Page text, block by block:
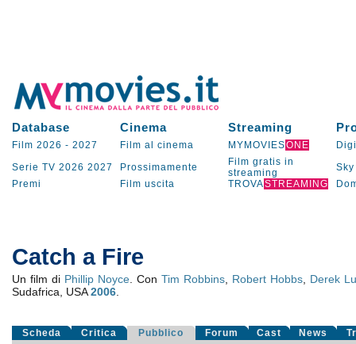
Database Cinema Streaming
Film 2026 - 2027 Film al cinema MYMOVIESONE
Serie TV 2026 2027 Prossimamente
Film gratis in
streaming
Sky
Premi
Film uscita TROVASTREAMING
Catch a Fire
Un film di Phillip Noyce. ConTim Robbins Robert Hobbs
Derek
Sudafrica, USA2006.
Scheda Critica Pubblico Forum Cast News